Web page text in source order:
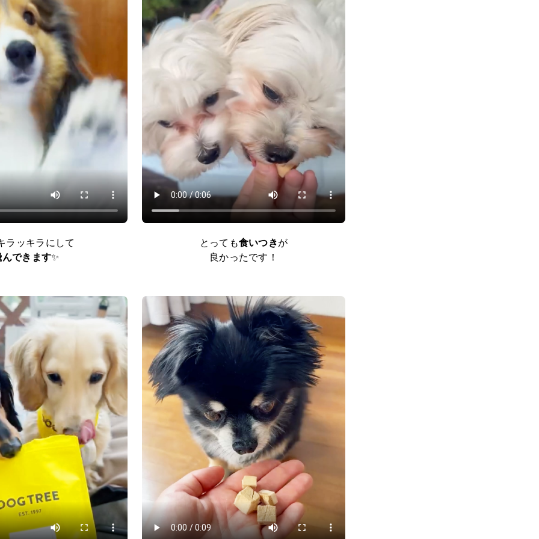
ラッキラにして
んできます✨
とっても食いつきが
良かったです！